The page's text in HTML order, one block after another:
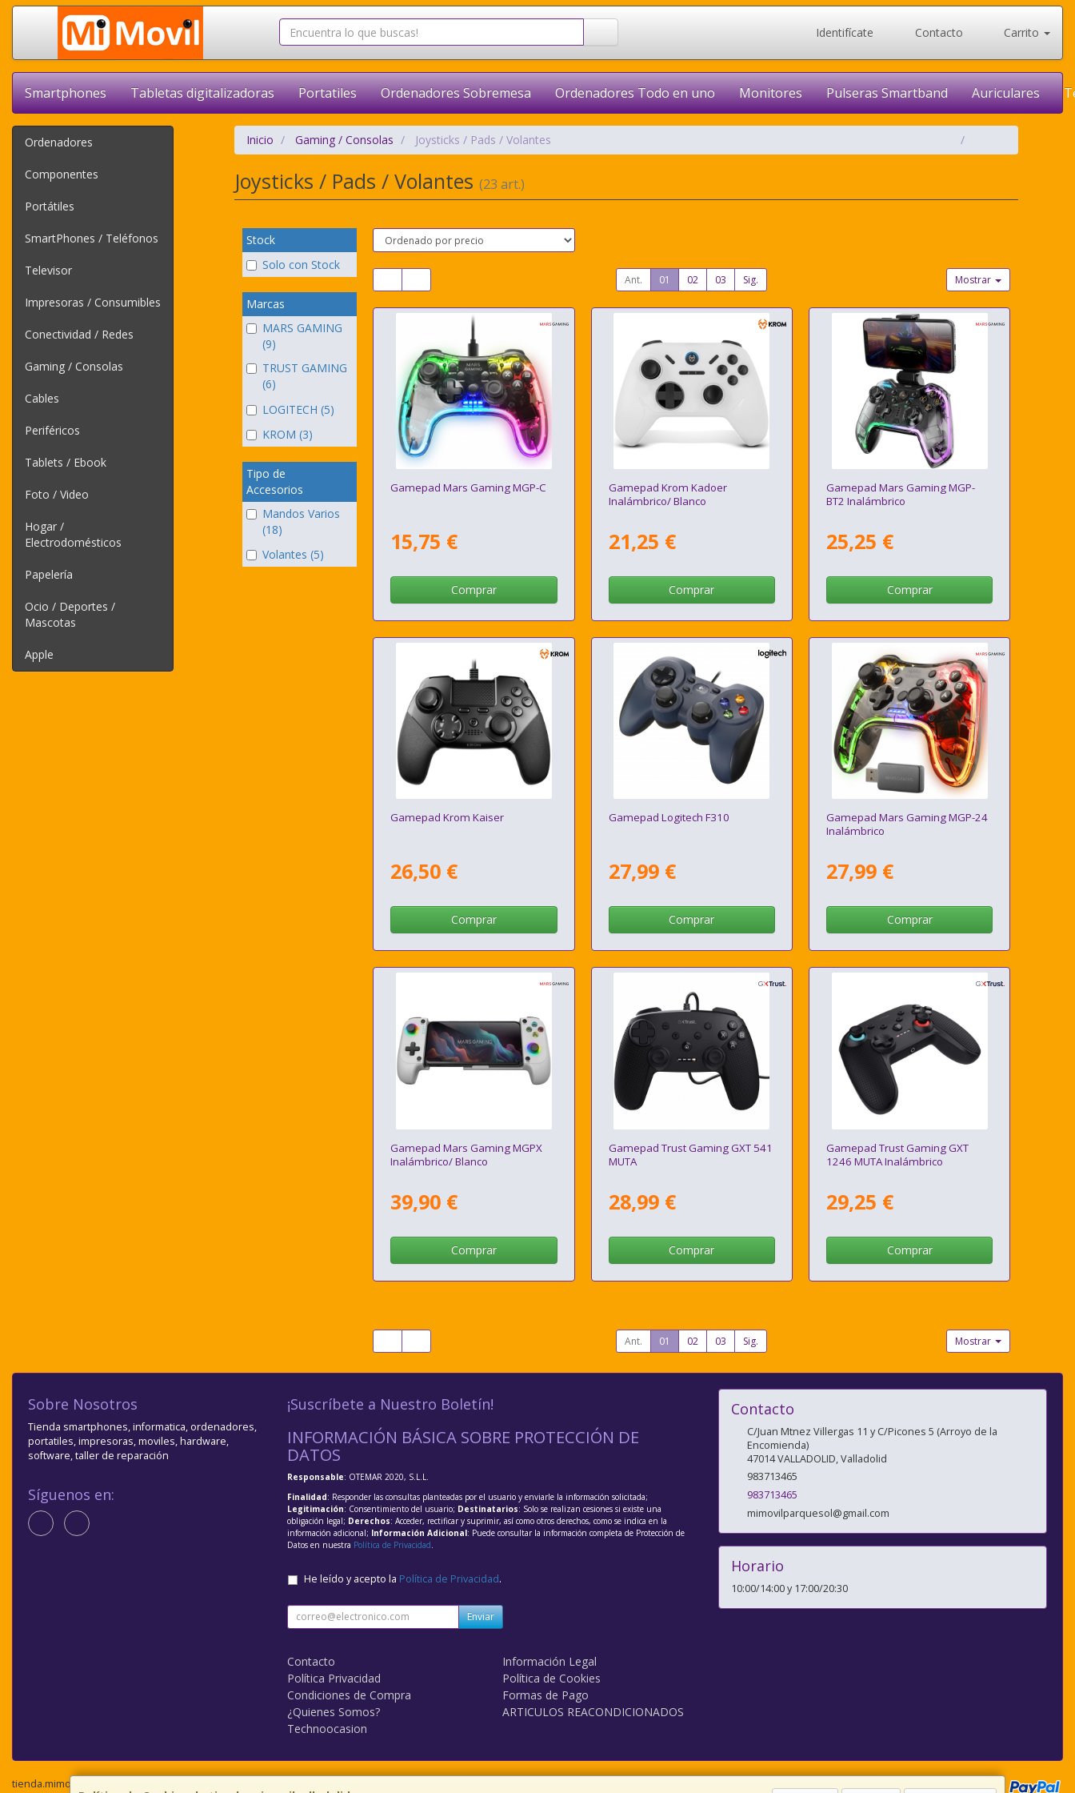
Identifícate Contacto Carrito
Smartphones Tabletas digitalizadoras Portatiles Ordenadores Sobremesa Ordenadores Todo en uno Monitores Pulseras Smartband Auriculares
Ordenadores
Componentes
Portátiles
SmartPhones / Teléfonos
Televisor
Impresoras / Consumibles
Conectividad / Redes
Gaming / Consolas
Cables
Periféricos
Tablets / Ebook
Foto / Video
Hogar /
Electrodomésticos
Papelería
Ocio / Deportes /
Mascotas
Apple
Inicio Gaming / Consolas Joysticks / Pads / Volantes
Joysticks / Pads / Volantes (23 art.)
Stock
Solo con Stock
Marcas
MARS GAMING
(9)
TRUST GAMING
(6)
LOGITECH (5)
KROM (3)
Tipo de
Accesorios
Mandos Varios
(18)
Volantes (5)
Ant. 01 02 03 Sig. Mostrar
Gamepad Mars Gaming MGP-C
15,75 €
Comprar
Gamepad Krom Kadoer
Inalámbrico/ Blanco
21,25 €
Comprar
Gamepad Mars Gaming MGP-
BT2 Inalámbrico
25,25 €
Comprar
Gamepad Krom Kaiser
26,50 €
Comprar
Gamepad Logitech F310
27,99 €
Comprar
Gamepad Mars Gaming MGP-24
Inalámbrico
27,99 €
Comprar
Gamepad Mars Gaming MGPX
Inalámbrico/ Blanco
39,90 €
Comprar
Gamepad Trust Gaming GXT 541
MUTA
28,99 €
Comprar
Gamepad Trust Gaming GXT
1246 MUTA Inalámbrico
29,25 €
Comprar
Ant. 01 02 03 Sig. Mostrar
Sobre Nosotros
Tienda smartphones, informatica, ordenadores,
portatiles, impresoras, moviles, hardware,
software, taller de reparación
Síguenos en:
¡Suscríbete a Nuestro Boletín!
INFORMACIÓN BÁSICA SOBRE PROTECCIÓN DE
DATOS
Responsable: OTEMAR 2020, S.L.L.
Finalidad: Responder las consultas planteadas por el usuario y enviarle la información solicitada;
Legitimación: Consentimiento del usuario; Destinatarios: Solo se realizan cesiones si existe una
obligación legal; Derechos: Acceder, rectificar y suprimir, así como otros derechos, como se indica en la
información adicional; Información Adicional: Puede consultar la información completa de Protección de
Datos en nuestra Política de Privacidad
He leído y acepto la Política de Privacidad.
Enviar
Contacto
Información Legal
Política Privacidad
Política de Cookies
Condiciones de Compra
Formas de Pago
¿Quienes Somos?
ARTICULOS REACONDICIONADOS
Technoocasion
Contacto
C/Juan Mtnez Villergas 11 y C/Picones 5 (Arroyo de la
Encomienda)
47014VALLADOLID,Valladolid
983713465
983713465
mimovilparquesol@gmail.com
Horario
10:00/14:00 y 17:00/20:30
tienda.mimovilvalladolid.com © 2026